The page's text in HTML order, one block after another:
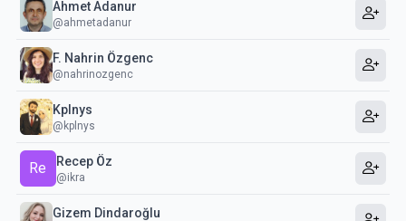
Ahmet Adanur
@ahmetadanur
F. Nahrin Özgenc
@nahrinozgenc
Kplnys
@kplnys
Re Recep Öz
@ikra
Gizem Dindaroğlu